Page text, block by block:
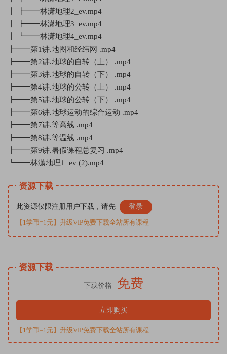
┃ ┣━━林潇地理2_ev.mp4
┃ ┣━━林潇地理3_ev.mp4
┃ ┗━━林潇地理4_ev.mp4
┣━━第1讲.地图和经纬网 .mp4
┣━━第2讲.地球的自转（上） .mp4
┣━━第3讲.地球的自转（下） .mp4
┣━━第4讲.地球的公转（上） .mp4
┣━━第5讲.地球的公转（下） .mp4
┣━━第6讲.地球运动的综合运动 .mp4
┣━━第7讲.等高线 .mp4
┣━━第8讲.等温线 .mp4
┣━━第9讲.暑假课程总复习 .mp4
┗━━林潇地理1_ev (2).mp4
资源下载
此资源仅限注册用户下载，请先 登录
【1学币=1元】升级VIP免费下载全站所有课程
资源下载
下载价格 免费
立即购买
【1学币=1元】升级VIP免费下载全站所有课程